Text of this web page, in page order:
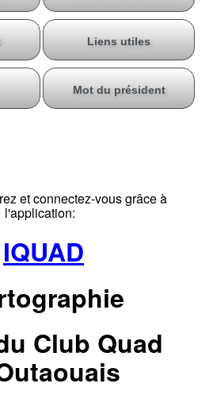
Liens utiles
Mot du président
et connectez-vous grâce à
l'application:
IQUAD
Club Quad